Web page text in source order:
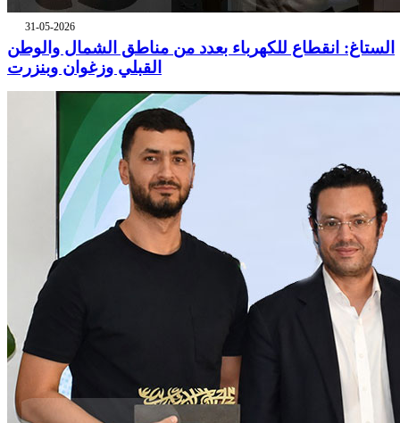
31-05-2026
الستاغ: انقطاع للكهرباء بعدد من مناطق الشمال والوطن
القبلي وزغوان وبنزرت